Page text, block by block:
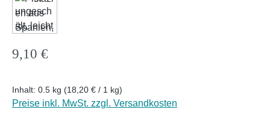
Regulärer Preis:
9,10 €
Inhalt: 0.5 kg (18,20 € / 1 kg)
Preise inkl. MwSt. zzgl. Versandkosten